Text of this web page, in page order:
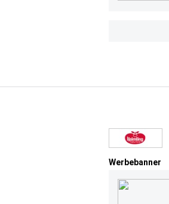
Werbebanner